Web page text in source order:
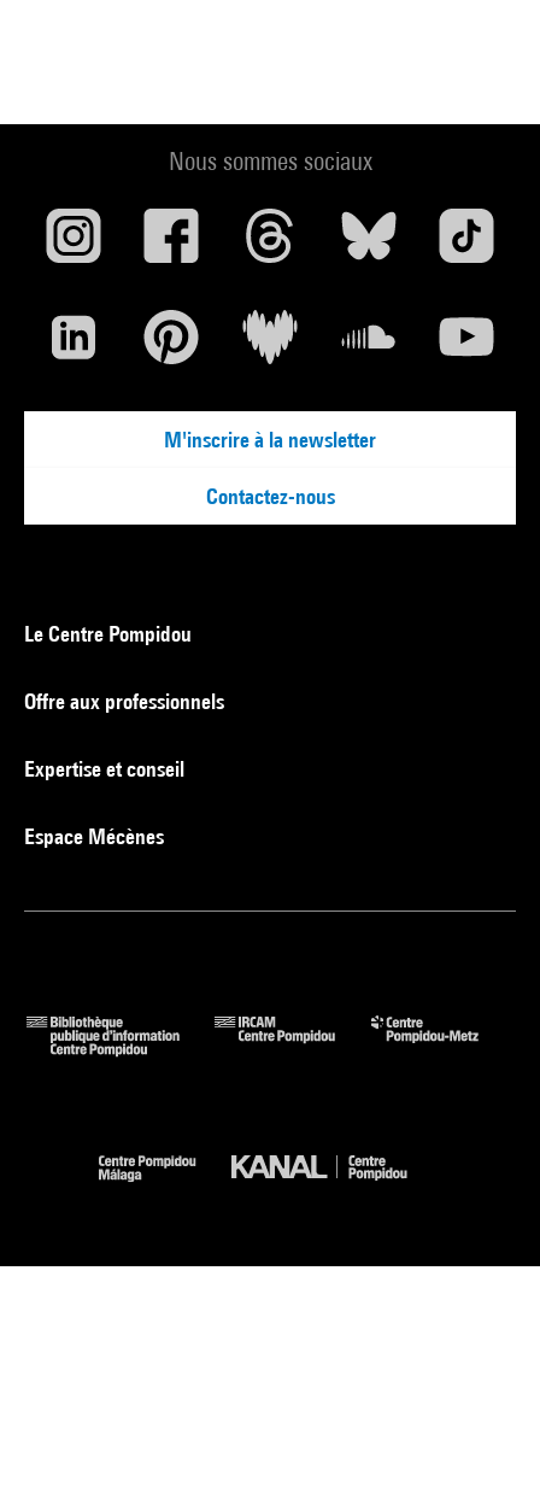
Nous sommes sociaux
M'inscrire à la newsletter
Contactez-nous
Le Centre Pompidou
Offre aux professionnels
Expertise et conseil
Espace Mécènes